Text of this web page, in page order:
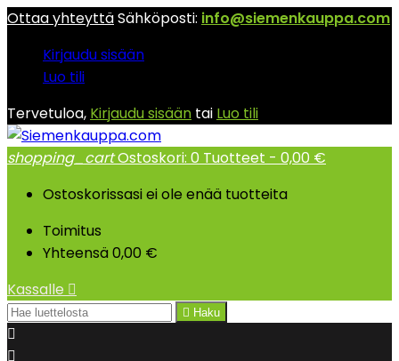
Ottaa yhteyttäSähköposti: info@siemenkauppa.com
Kirjaudu sisään
Luo tili
Tervetuloa, Kirjaudu sisään tai Luo tili
shopping_cartOstoskori: 0 Tuotteet - 0,00 €
Ostoskorissasi ei ole enää tuotteita
Toimitus
Yhteensä0,00 €
Kassalle 
 Haku

